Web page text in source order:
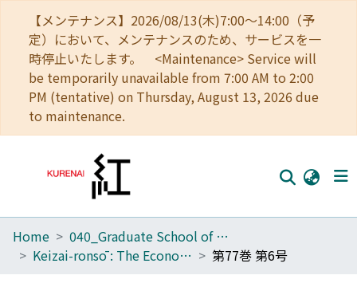
【メンテナンス】2026/08/13(木)7:00～14:00（予
定）において、メンテナンスのため、サービスを一
時停止いたします。 <Maintenance> Service will
be temporarily unavailable from 7:00 AM to 2:00
PM (tentative) on Thursday, August 13, 2026 due
to maintenance.
Home
Home
040_Graduate School of Economics
Keizai-ronsō : The Economic Review
第77巻 第6号